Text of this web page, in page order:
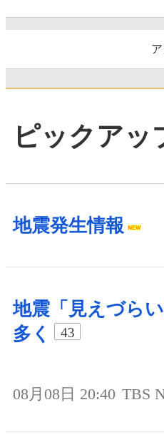
ピックアッ
地震発生情報
地震「見えづら
多く
43
08月08日 20:40 TBS